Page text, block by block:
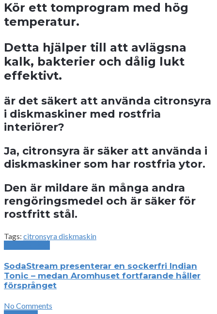
Kör ett tomprogram med hög
temperatur.
Detta hjälper till att avlägsna
kalk, bakterier och dålig lukt
effektivt.
är det säkert att använda citronsyra
i diskmaskiner med rostfria
interiörer?
Ja, citronsyra är säker att använda i
diskmaskiner som har rostfria ytor.
Den är mildare än många andra
rengöringsmedel och är säker för
rostfritt stål.
Tags: citronsyra diskmaskin
SodaStream presenterar en sockerfri Indian
Tonic – medan Aromhuset fortfarande håller
försprånget
No Comments